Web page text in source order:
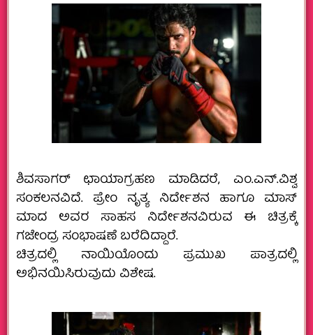
ಶಿವಸಾಗರ್ ಛಾಯಾಗ್ರಹಣ ಮಾಡಿದರೆ, ಎಂ.ಎನ್.ವಿಶ್ವ
ಸಂಕಲನವಿದೆ. ಪ್ರೇಂ ನೃತ್ಯ ನಿರ್ದೇಶನ ಹಾಗೂ ಮಾಸ್
ಮಾದ ಅವರ ಸಾಹಸ ನಿರ್ದೇಶನವಿರುವ ಈ ಚಿತ್ರಕ್ಕೆ
ಗಜೇಂದ್ರ ಸಂಭಾಷಣೆ ಬರೆದಿದ್ದಾರೆ.
ಚಿತ್ರದಲ್ಲಿ ನಾಯಿಯೊಂದು ಪ್ರಮುಖ ಪಾತ್ರದಲ್ಲಿ
ಅಭಿನಯಿಸಿರುವುದು ವಿಶೇಷ.